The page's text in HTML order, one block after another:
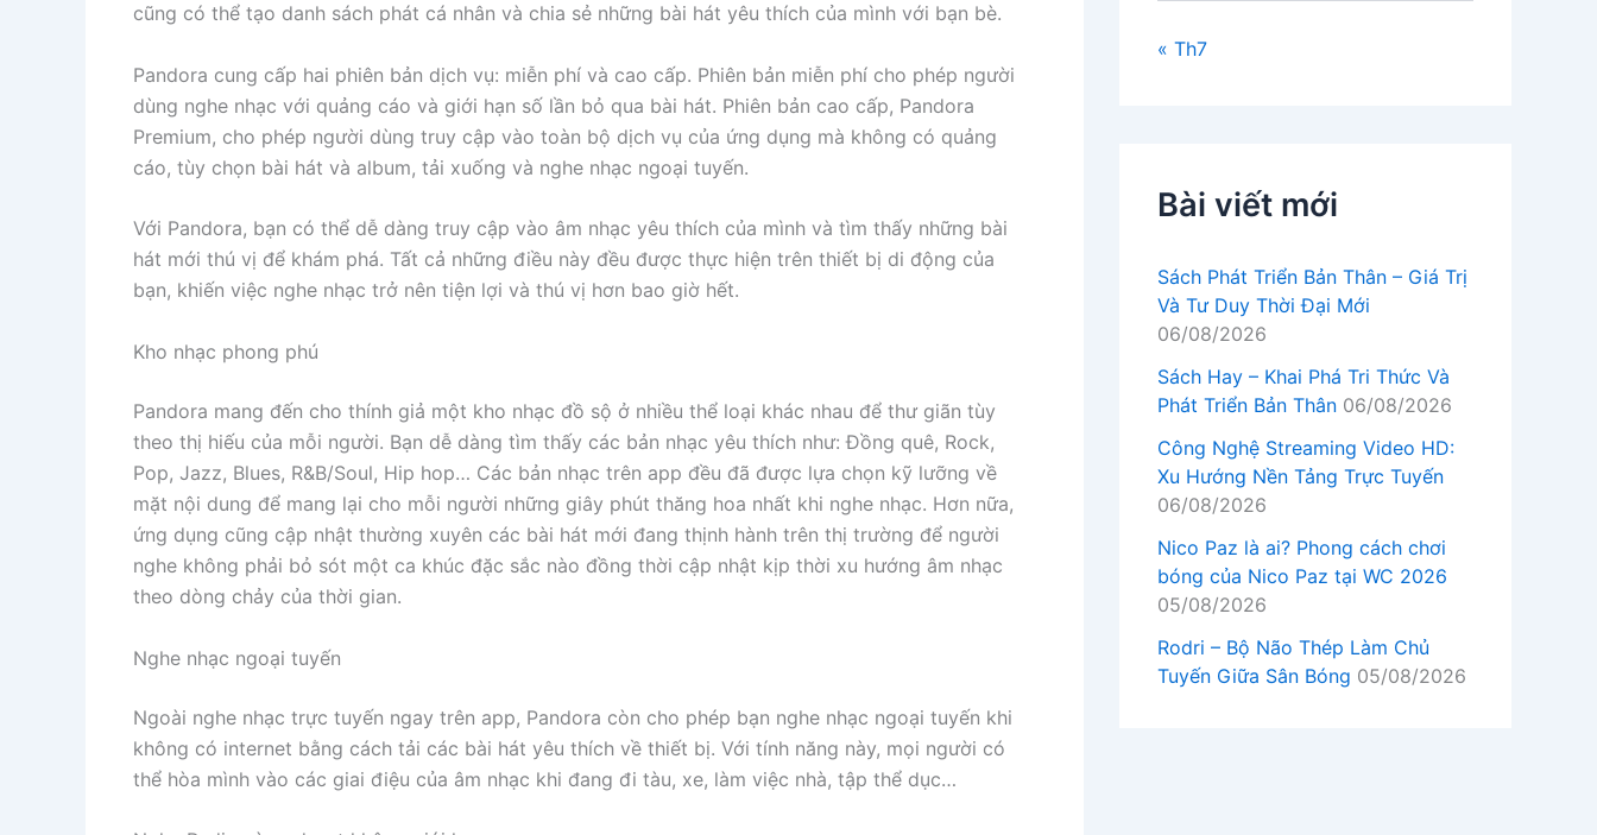
cũng có thể tạo danh sách phát cá nhân và chia sẻ những bài hát yêu thích của mình với bạn bè.
Pandora cung cấp hai phiên bản dịch vụ: miễn phí và cao cấp. Phiên bản miễn phí cho phép người
dùng nghe nhạc với quảng cáo và giới hạn số lần bỏ qua bài hát. Phiên bản cao cấp, Pandora
Premium, cho phép người dùng truy cập vào toàn bộ dịch vụ của ứng dụng mà không có quảng
cáo, tùy chọn bài hát và album, tải xuống và nghe nhạc ngoại tuyến.
Với Pandora, bạn có thể dễ dàng truy cập vào âm nhạc yêu thích của mình và tìm thấy những bài
hát mới thú vị để khám phá. Tất cả những điều này đều được thực hiện trên thiết bị di động của
bạn, khiến việc nghe nhạc trở nên tiện lợi và thú vị hơn bao giờ hết.
Kho nhạc phong phú
Pandora mang đến cho thính giả một kho nhạc đồ sộ ở nhiều thể loại khác nhau để thư giãn tùy
theo thị hiếu của mỗi người. Bạn dễ dàng tìm thấy các bản nhạc yêu thích như: Đồng quê, Rock,
Pop, Jazz, Blues, R&B/Soul, Hip hop… Các bản nhạc trên app đều đã được lựa chọn kỹ lưỡng về
mặt nội dung để mang lại cho mỗi người những giây phút thăng hoa nhất khi nghe nhạc. Hơn nữa,
ứng dụng cũng cập nhật thường xuyên các bài hát mới đang thịnh hành trên thị trường để người
nghe không phải bỏ sót một ca khúc đặc sắc nào đồng thời cập nhật kịp thời xu hướng âm nhạc
theo dòng chảy của thời gian.
Nghe nhạc ngoại tuyến
Ngoài nghe nhạc trực tuyến ngay trên app, Pandora còn cho phép bạn nghe nhạc ngoại tuyến khi
không có internet bằng cách tải các bài hát yêu thích về thiết bị. Với tính năng này, mọi người có
thể hòa mình vào các giai điệu của âm nhạc khi đang đi tàu, xe, làm việc nhà, tập thể dục…
« Th7
Bài viết mới
Sách Phát Triển Bản Thân – Giá Trị
Và Tư Duy Thời Đại Mới
06/08/2026
Sách Hay – Khai Phá Tri Thức Và
Phát Triển Bản Thân 06/08/2026
Công Nghệ Streaming Video HD:
Xu Hướng Nền Tảng Trực Tuyến
06/08/2026
Nico Paz là ai? Phong cách chơi
bóng của Nico Paz tại WC 2026
05/08/2026
Rodri – Bộ Não Thép Làm Chủ
Tuyến Giữa Sân Bóng 05/08/2026